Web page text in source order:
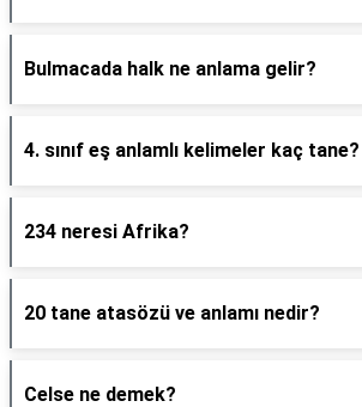
Bulmacada halk ne anlama gelir?
4. sınıf eş anlamlı kelimeler kaç tane?
234 neresi Afrika?
20 tane atasözü ve anlamı nedir?
Celse ne demek?